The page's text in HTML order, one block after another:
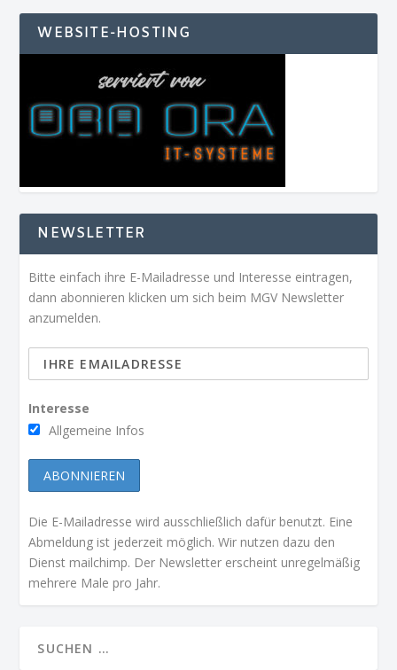
WEBSITE-HOSTING
NEWSLETTER
Bitte einfach ihre E-Mailadresse und Interesse eintragen,
dann abonnieren klicken um sich beim MGV Newsletter
anzumelden.
Interesse
Allgemeine Infos
Die E-Mailadresse wird ausschließlich dafür benutzt. Eine
Abmeldung ist jederzeit möglich. Wir nutzen dazu den
Dienst mailchimp. Der Newsletter erscheint unregelmäßig
mehrere Male pro Jahr.